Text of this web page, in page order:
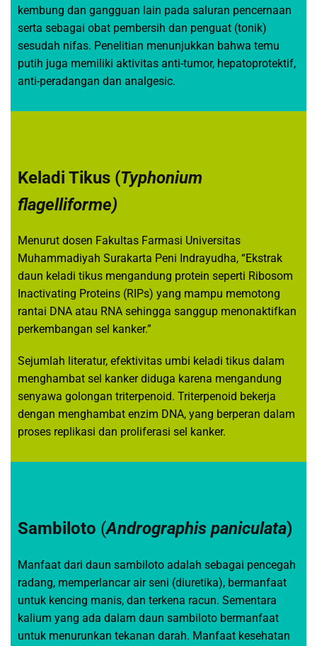
kembung dan gangguan lain pada saluran pencernaan
serta sebagai obat pembersih dan penguat (tonik)
sesudah nifas. Penelitian menunjukkan bahwa temu
putih juga memiliki aktivitas anti-tumor, hepatoprotektif,
anti-peradangan dan analgesic.
Keladi Tikus (Typhonium
flagelliforme)
Menurut dosen Fakultas Farmasi Universitas
Muhammadiyah Surakarta Peni Indrayudha, “Ekstrak
daun keladi tikus mengandung protein seperti Ribosom
Inactivating Proteins (RIPs) yang mampu memotong
rantai DNA atau RNA sehingga sanggup menonaktifkan
perkembangan sel kanker.”
Sejumlah literatur, efektivitas umbi keladi tikus dalam
menghambat sel kanker diduga karena mengandung
senyawa golongan triterpenoid. Triterpenoid bekerja
dengan menghambat enzim DNA, yang berperan dalam
proses replikasi dan proliferasi sel kanker.
Sambiloto (Andrographis paniculata)
Manfaat dari daun sambiloto adalah sebagai pencegah
radang, memperlancar air seni (diuretika), bermanfaat
untuk kencing manis, dan terkena racun. Sementara
kalium yang ada dalam daun sambiloto bermanfaat
untuk menurunkan tekanan darah. Manfaat kesehatan